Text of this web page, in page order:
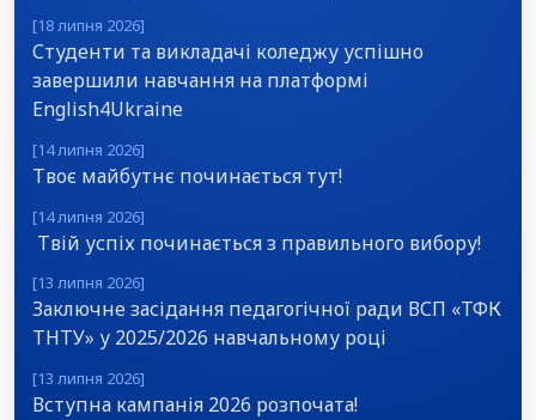
[18 липня 2026]
Студенти та викладачі коледжу успішно
завершили навчання на платформі
English4Ukraine
[14 липня 2026]
Твоє майбутнє починається тут!
[14 липня 2026]
Твій успіх починається з правильного вибору!
[13 липня 2026]
Заключне засідання педагогічної ради ВСП «ТФК
ТНТУ» у 2025/2026 навчальному році
[13 липня 2026]
Вступна кампанія 2026 розпочата!